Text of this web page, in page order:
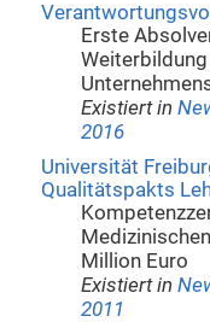
Erste
Existiert in
2016
Universität
Qualitätspakts
Million Euro
Existiert in
2011